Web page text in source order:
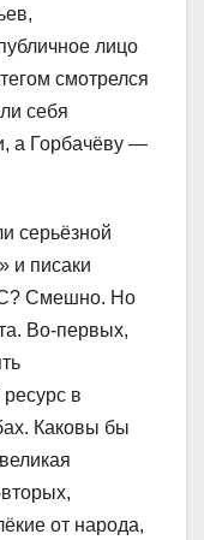
лицо
смотрелся
себя
а Горбачёву —
серьёзной
и писаки
Смешно. Но
Во-первых,
в
Каковы бы
от народа,